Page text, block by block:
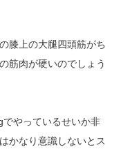
膝上の大腿四頭筋がち
筋肉が硬いのでしょう
やっているせいか非
かなり意識しないとス